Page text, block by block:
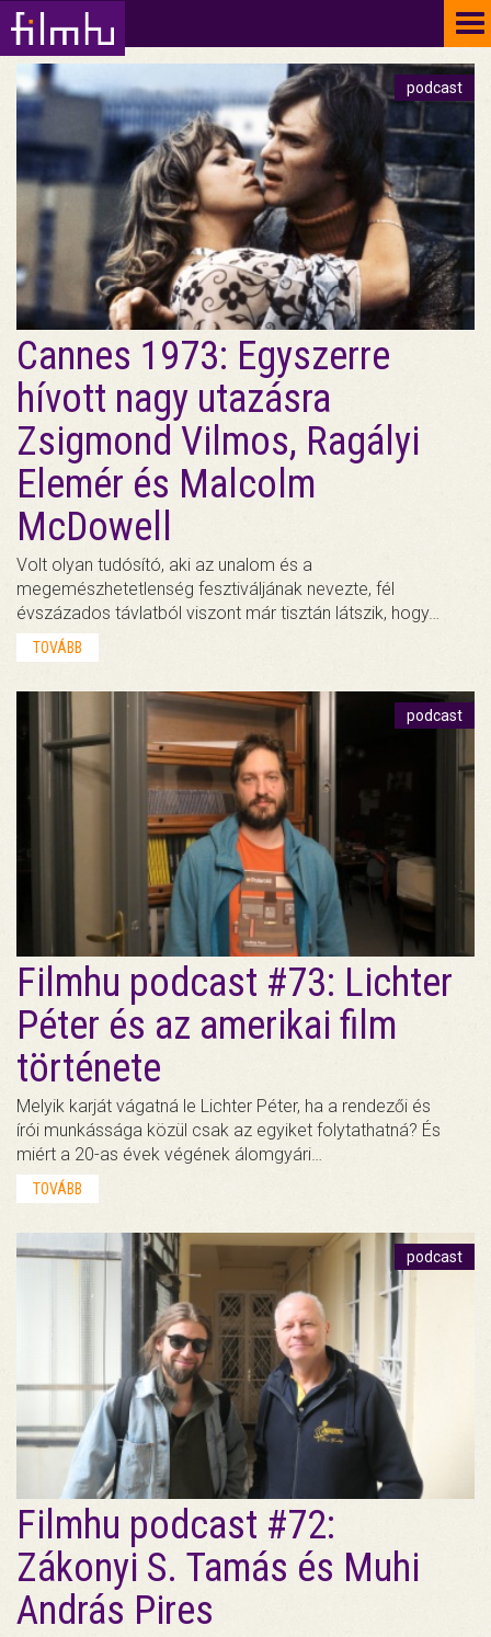
podcast
Cannes 1973: Egyszerre
hívott nagy utazásra
Zsigmond Vilmos, Ragályi
Elemér és Malcolm
McDowell
Volt olyan tudósító, aki az unalom és a
megemészhetetlenség fesztiváljának nevezte, fél
évszázados távlatból viszont már tisztán látszik, hogy…
TOVÁBB
podcast
Filmhu podcast #73: Lichter
Péter és az amerikai film
története
Melyik karját vágatná le Lichter Péter, ha a rendezői és
írói munkássága közül csak az egyiket folytathatná? És
miért a 20-as évek végének álomgyári…
TOVÁBB
podcast
Filmhu podcast #72:
Zákonyi S. Tamás és Muhi
András Pires